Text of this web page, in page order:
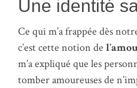
Une identité
Ce qui m’a frappée dès
c’est cette notion de
m’a expliqué que les
tomber amoureuses de